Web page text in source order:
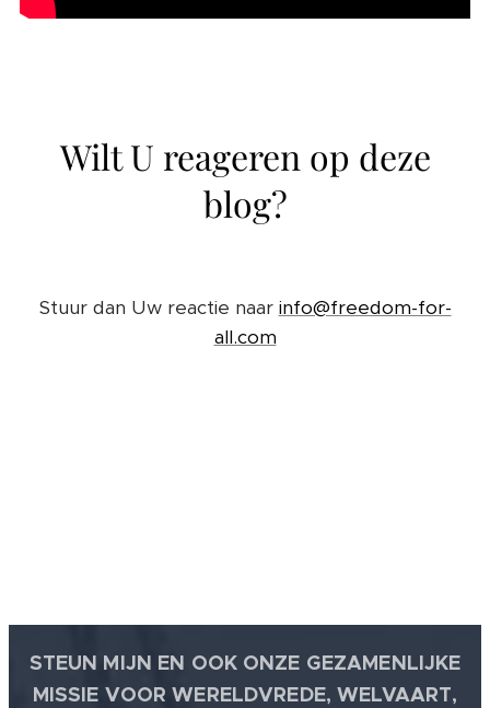
Wilt U reageren op deze
blog?
Stuur dan Uw reactie naar info@freedom-for-
all.com
STEUN MIJN EN OOK ONZE GEZAMENLIJKE
MISSIE VOOR WERELDVREDE, WELVAART,